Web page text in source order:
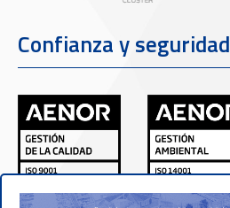
Confianza y seguridad